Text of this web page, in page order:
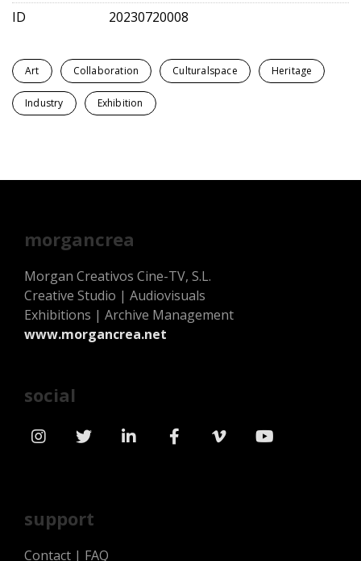
ID
20230720008
Art Collaboration Culturalspace Heritage
Industry Exhibition
morgancrea
Morgan Creativos Cine-TV, S.L.
Creative Studio | Audiovisuals
Exhibitions | Archive Management
www.morgancrea.net
social
support
Contact | FAQ